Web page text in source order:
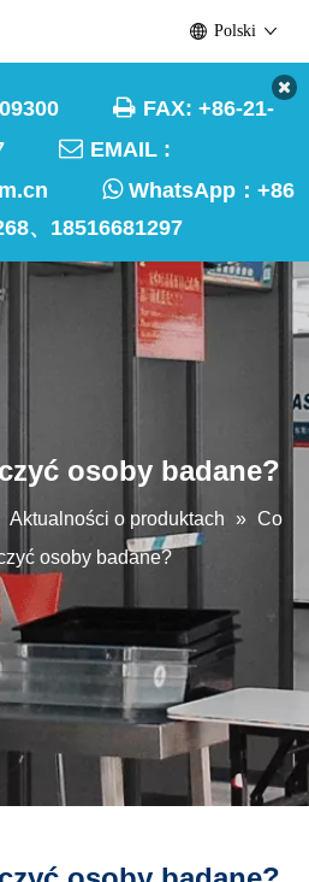
 FAX: +86-21-
 EMAIL :
WhatsApp： +86
、18516681297
Polski
osoby badane?
Aktualności o produktach » Co
osoby badane?